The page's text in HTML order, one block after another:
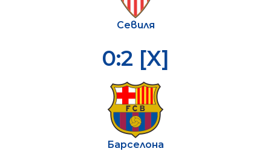
Севиля
0:2 [X]
Барселона